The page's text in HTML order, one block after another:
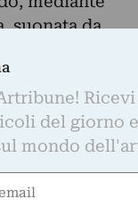
suonata da
il video e la
e da
Barcellona e
tra
Habana;
del giorno
mondo